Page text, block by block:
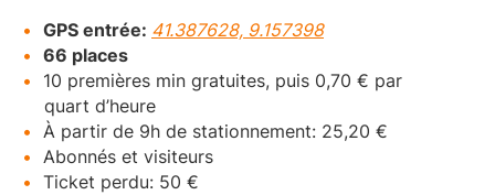
GPS entrée: 41.387628, 9.157398
66 places
10 premières min gratuites, puis 0,70 € par
quart d’heure
À partir de 9h de stationnement: 25,20 €
Abonnés et visiteurs
Ticket perdu: 50 €